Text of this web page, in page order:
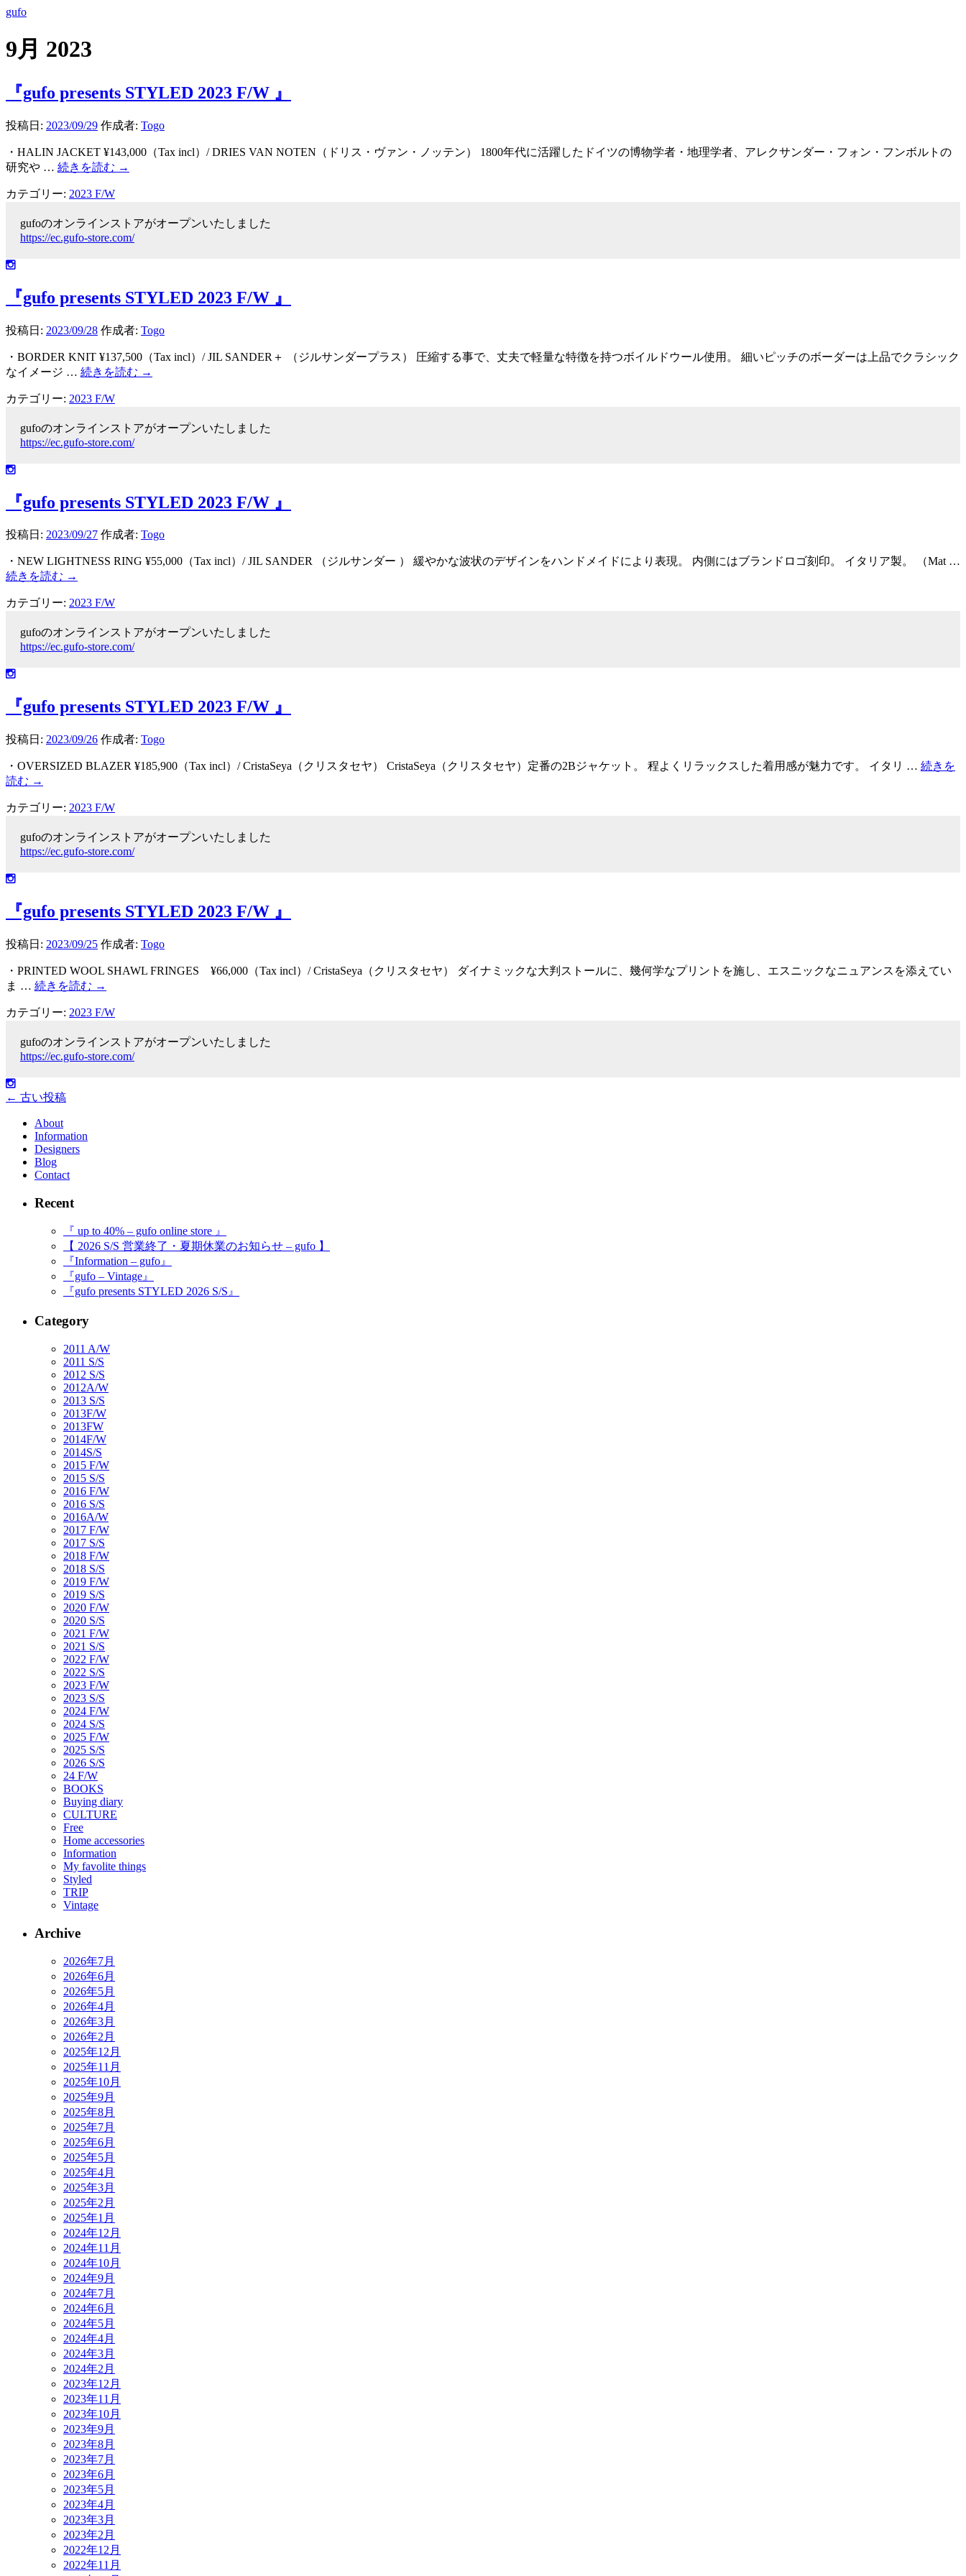
gufo
9月 2023
『gufo presents STYLED 2023 F/W 』
投稿日: 2023/09/29 作成者: Togo
・HALIN JACKET ¥143,000（Tax incl）/ DRIES VAN NOTEN（ドリス・ヴァン・ノッテン） 1800年代に活躍したドイツの博物学者・地理学者、アレクサンダー・フォン・フンボルトの
研究や … 続きを読む →
カテゴリー: 2023 F/W
gufoのオンラインストアがオープンいたしました
https://ec.gufo-store.com/
『gufo presents STYLED 2023 F/W 』
投稿日: 2023/09/28 作成者: Togo
・BORDER KNIT ¥137,500（Tax incl）/ JIL SANDER＋ （ジルサンダープラス） 圧縮する事で、丈夫で軽量な特徴を持つボイルドウール使用。 細いピッチのボーダーは上品でクラシック
なイメージ … 続きを読む →
カテゴリー: 2023 F/W
gufoのオンラインストアがオープンいたしました
https://ec.gufo-store.com/
『gufo presents STYLED 2023 F/W 』
投稿日: 2023/09/27 作成者: Togo
・NEW LIGHTNESS RING ¥55,000（Tax incl）/ JIL SANDER （ジルサンダー ） 緩やかな波状のデザインをハンドメイドにより表現。 内側にはブランドロゴ刻印。 イタリア製。 （Mat …
続きを読む →
カテゴリー: 2023 F/W
gufoのオンラインストアがオープンいたしました
https://ec.gufo-store.com/
『gufo presents STYLED 2023 F/W 』
投稿日: 2023/09/26 作成者: Togo
・OVERSIZED BLAZER ¥185,900（Tax incl）/ CristaSeya（クリスタセヤ） CristaSeya（クリスタセヤ）定番の2Bジャケット。 程よくリラックスした着用感が魅力です。 イタリ … 続きを
読む →
カテゴリー: 2023 F/W
gufoのオンラインストアがオープンいたしました
https://ec.gufo-store.com/
『gufo presents STYLED 2023 F/W 』
投稿日: 2023/09/25 作成者: Togo
・PRINTED WOOL SHAWL FRINGES ¥66,000（Tax incl）/ CristaSeya（クリスタセヤ） ダイナミックな大判ストールに、幾何学なプリントを施し、エスニックなニュアンスを添えてい
ま … 続きを読む →
カテゴリー: 2023 F/W
gufoのオンラインストアがオープンいたしました
https://ec.gufo-store.com/
← 古い投稿
About
Information
Designers
Blog
Contact
Recent
『 up to 40% – gufo online store 』
【 2026 S/S 営業終了・夏期休業のお知らせ – gufo 】
『Information – gufo』
『gufo – Vintage』
『gufo presents STYLED 2026 S/S』
Category
2011 A/W
2011 S/S
2012 S/S
2012A/W
2013 S/S
2013F/W
2013FW
2014F/W
2014S/S
2015 F/W
2015 S/S
2016 F/W
2016 S/S
2016A/W
2017 F/W
2017 S/S
2018 F/W
2018 S/S
2019 F/W
2019 S/S
2020 F/W
2020 S/S
2021 F/W
2021 S/S
2022 F/W
2022 S/S
2023 F/W
2023 S/S
2024 F/W
2024 S/S
2025 F/W
2025 S/S
2026 S/S
24 F/W
BOOKS
Buying diary
CULTURE
Free
Home accessories
Information
My favolite things
Styled
TRIP
Vintage
Archive
2026年7月
2026年6月
2026年5月
2026年4月
2026年3月
2026年2月
2025年12月
2025年11月
2025年10月
2025年9月
2025年8月
2025年7月
2025年6月
2025年5月
2025年4月
2025年3月
2025年2月
2025年1月
2024年12月
2024年11月
2024年10月
2024年9月
2024年7月
2024年6月
2024年5月
2024年4月
2024年3月
2024年2月
2023年12月
2023年11月
2023年10月
2023年9月
2023年8月
2023年7月
2023年6月
2023年5月
2023年4月
2023年3月
2023年2月
2022年12月
2022年11月